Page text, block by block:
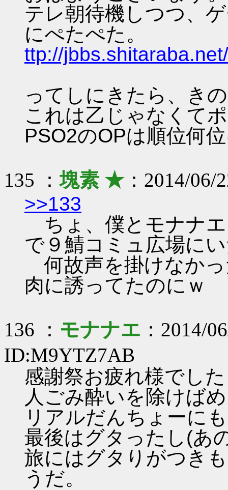
テレ朝待機しつつ、
にぺたぺた。
ttp://
ってしにきたら、き
これは乙じゃなくて
PSO2のOPは順位何
135 ：塊素 ★：2014/06/
>>133
ちょ、僕とモナナ
で９鯖コミュ広場に
何故声を掛けなか
肉に誘ってたのにｗ
136 ： モナナエ ：2014/
ID:M9YTZ7AB
感謝祭お疲れ様でし
人ごみ酔いを除けば
リアルだんちょーに
最後はグタったし(あ
旅にはグタりがつき
うだ。